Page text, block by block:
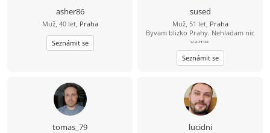
oboustranné podpoře, respektu a
otevřené komunikaci. Na zájmech
nezáleží, hlavní je shoda v
hodnotách. Umím si představit život
s dětmi i bez nich. Nemám zvíře,
mám je rád.
asher86
Muž, 40 let, Praha
Seznámit se
sused
Muž, 51 let, Praha
Byvam blizko Prahy. Nehladam nic
vazne.
Seznámit se
tomas_79 lucidni